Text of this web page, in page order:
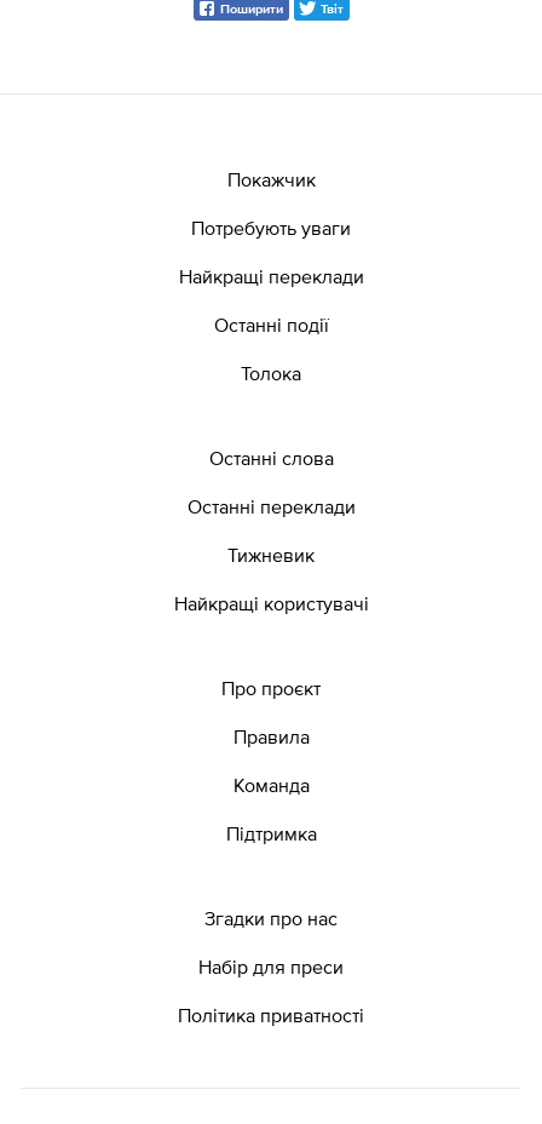
Поширити Твіт
Покажчик
Потребують уваги
Найкращі переклади
Останні події
Толока
Останні слова
Останні переклади
Тижневик
Найкращі користувачі
Про проєкт
Правила
Команда
Підтримка
Згадки про нас
Набір для преси
Політика приватності